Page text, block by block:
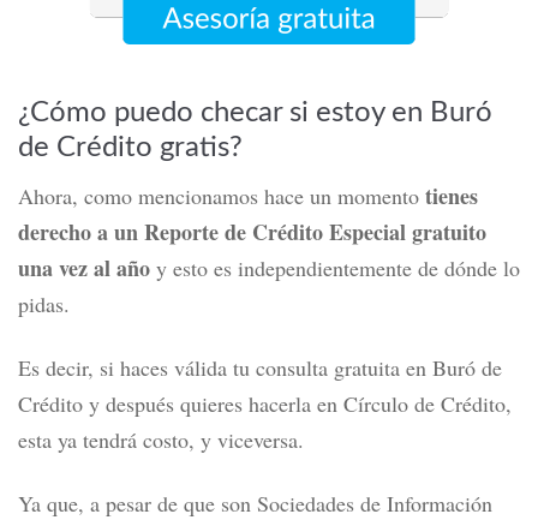
¿Cómo puedo checar si estoy en Buró
de Crédito gratis?
Ahora, como mencionamos hace un momento tienes
derecho a un Reporte de Crédito Especial gratuito
una vez al año y esto es independientemente de dónde lo
pidas.
Es decir, si haces válida tu consulta gratuita en Buró de
Crédito y después quieres hacerla en Círculo de Crédito,
esta ya tendrá costo, y viceversa.
Ya que, a pesar de que son Sociedades de Información